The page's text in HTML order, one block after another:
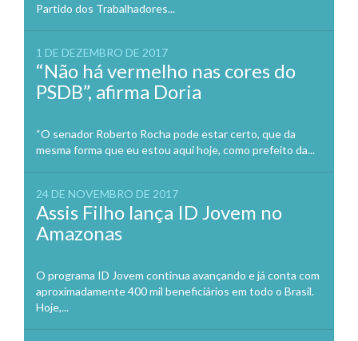
Partido dos Trabalhadores...
1 DE DEZEMBRO DE 2017
“Não há vermelho nas cores do
PSDB”, afirma Doria
“O senador Roberto Rocha pode estar certo, que da
mesma forma que eu estou aqui hoje, como prefeito da...
24 DE NOVEMBRO DE 2017
Assis Filho lança ID Jovem no
Amazonas
O programa ID Jovem continua avançando e já conta com
aproximadamente 400 mil beneficiários em todo o Brasil.
Hoje,...